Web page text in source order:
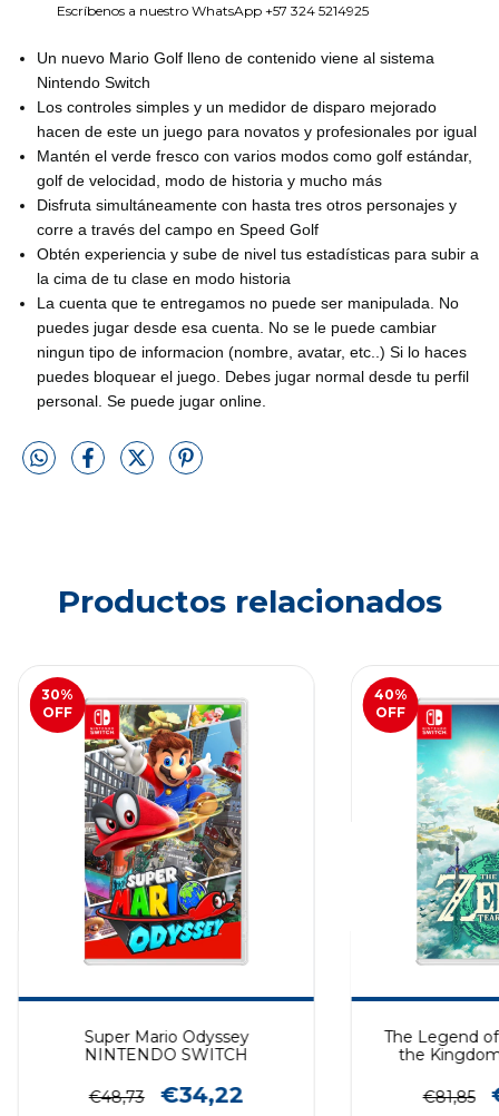
Escríbenos a nuestro WhatsApp +57 324 5214925
Un nuevo Mario Golf lleno de contenido viene al sistema
Nintendo Switch
Los controles simples y un medidor de disparo mejorado
hacen de este un juego para novatos y profesionales por igual
Mantén el verde fresco con varios modos como golf estándar,
golf de velocidad, modo de historia y mucho más
Disfruta simultáneamente con hasta tres otros personajes y
corre a través del campo en Speed Golf
Obtén experiencia y sube de nivel tus estadísticas para subir a
la cima de tu clase en modo historia
La cuenta que te entregamos no puede ser manipulada. No
puedes jugar desde esa cuenta. No se le puede cambiar
ningun tipo de informacion (nombre, avatar, etc..) Si lo haces
puedes bloquear el juego. Debes jugar normal desde tu perfil
personal. Se puede jugar online.
Productos relacionados
30%
OFF
Super Mario Odyssey
NINTENDO SWITCH
€48,73 €34,22
40%
OFF
The Legend
the
€81,85